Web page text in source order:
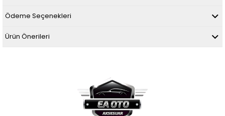
Ödeme Seçenekleri
Ürün Önerileri